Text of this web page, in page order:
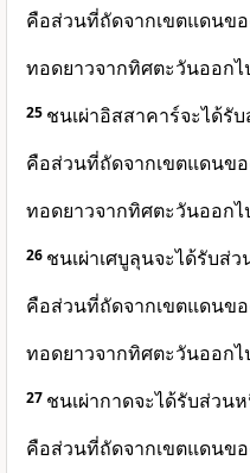
คือส่วนที่ถัดจากเขตแดนขอ
ทอดยาวจากทิศตะวันออก
25 ชนเผ่าอิสสาคาร์จะได้รั
คือส่วนที่ถัดจากเขตแดนขอ
ทอดยาวจากทิศตะวันออก
26 ชนเผ่าเศบูลุนจะได้รับส่
คือส่วนที่ถัดจากเขตแดนขอ
ทอดยาวจากทิศตะวันออก
27 ชนเผ่ากาดจะได้รับส่วน
คือส่วนที่ถัดจากเขตแดนขอ